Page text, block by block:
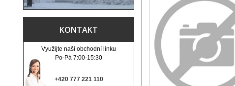
KONTAKT
Využijte naší obchodní linku
Po-Pá 7:00-15:30
+420 777 221 110